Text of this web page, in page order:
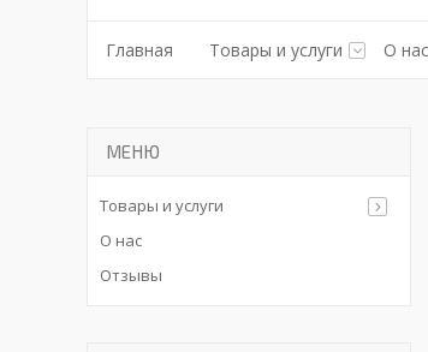
Главная Товары и услуги О нас
Товары и услуги
О нас
Отзывы